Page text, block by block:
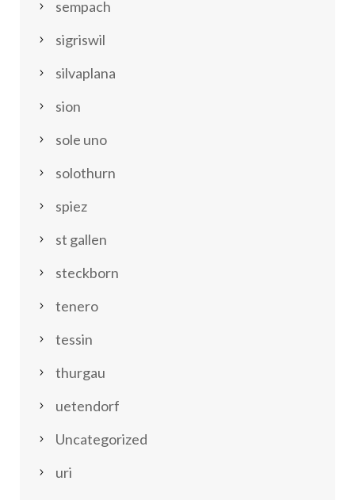
sempach
sigriswil
silvaplana
sion
sole uno
solothurn
spiez
st gallen
steckborn
tenero
tessin
thurgau
uetendorf
Uncategorized
uri